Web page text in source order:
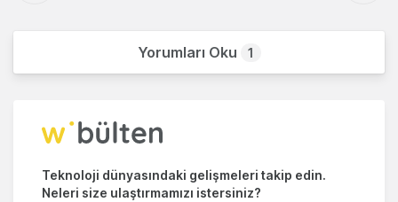
Yorumları Oku 1
Teknoloji dünyasındaki gelişmeleri takip edin.
Neleri size ulaştırmamızı istersiniz?